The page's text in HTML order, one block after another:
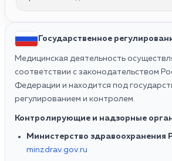
Государственное
Медицинская деятельность
соответствии с законодательством
Федерации и находится под
регулированием и контролем.
Контролирующие и надзорные
Министерство здравоохранения
minzdrav.gov.ru